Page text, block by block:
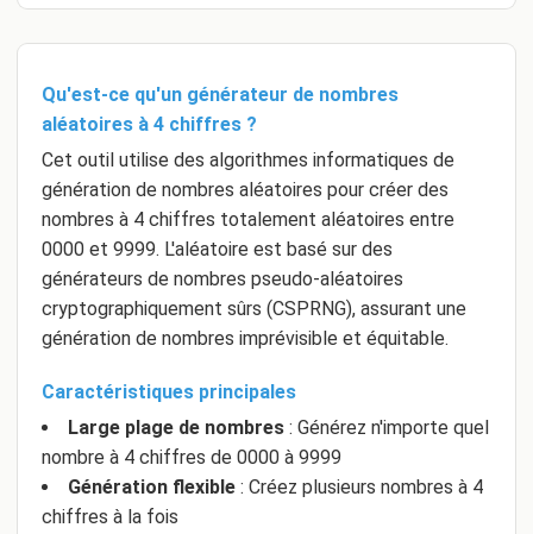
Qu'est-ce qu'un générateur de nombres
aléatoires à 4 chiffres ?
Cet outil utilise des algorithmes informatiques de
génération de nombres aléatoires pour créer des
nombres à 4 chiffres totalement aléatoires entre
0000 et 9999. L'aléatoire est basé sur des
générateurs de nombres pseudo-aléatoires
cryptographiquement sûrs (CSPRNG), assurant une
génération de nombres imprévisible et équitable.
Caractéristiques principales
Large plage de nombres : Générez n'importe quel
nombre à 4 chiffres de 0000 à 9999
Génération flexible : Créez plusieurs nombres à 4
chiffres à la fois